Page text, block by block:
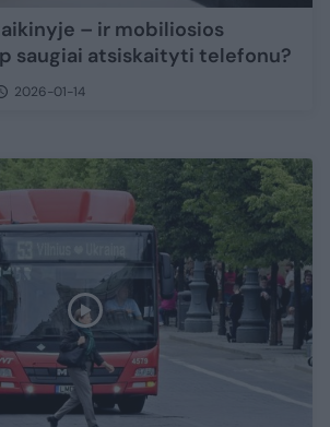
– ir mobiliosios
saugiai atsiskaityti telefonu?
2026-01-14